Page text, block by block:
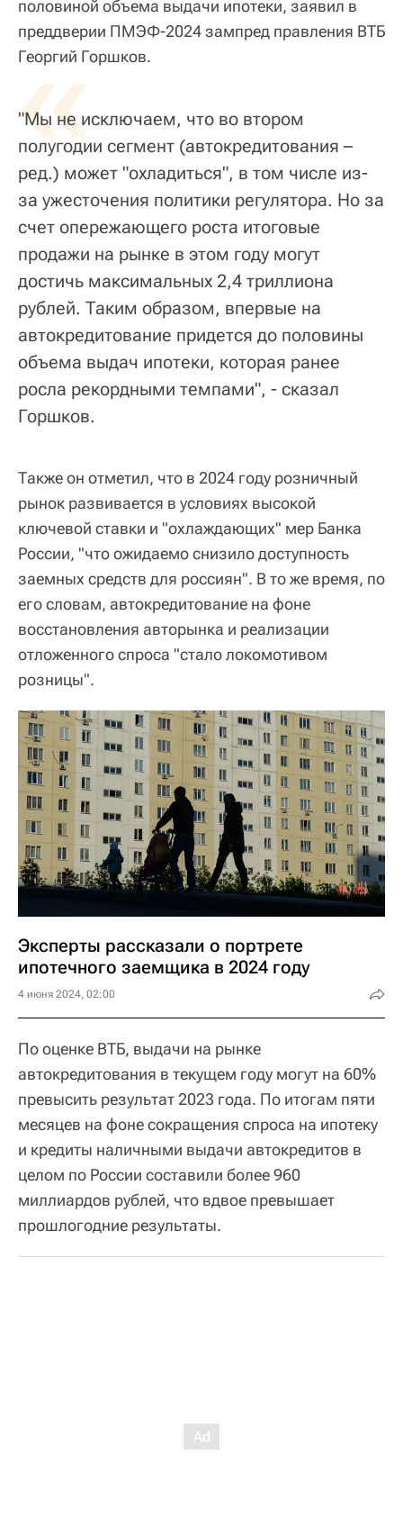
половиной объема выдачи ипотеки, заявил в
преддверии ПМЭФ-2024 зампред правления ВТБ
Георгий Горшков.
«
"Мы не исключаем, что во втором
полугодии сегмент (автокредитования –
ред.) может "охладиться", в том числе из-
за ужесточения политики регулятора. Но за
счет опережающего роста итоговые
продажи на рынке в этом году могут
достичь максимальных 2,4 триллиона
рублей. Таким образом, впервые на
автокредитование придется до половины
объема выдач ипотеки, которая ранее
росла рекордными темпами", - сказал
Горшков.
Также он отметил, что в 2024 году розничный
рынок развивается в условиях высокой
ключевой ставки и "охлаждающих" мер Банка
России, "что ожидаемо снизило доступность
заемных средств для россиян". В то же время, по
его словам, автокредитование на фоне
восстановления авторынка и реализации
отложенного спроса "стало локомотивом
розницы".
Эксперты рассказали о портрете
ипотечного заемщика в 2024 году
4 июня 2024, 02:00
По оценке ВТБ, выдачи на рынке
автокредитования в текущем году могут на 60%
превысить результат 2023 года. По итогам пяти
месяцев на фоне сокращения спроса на ипотеку
и кредиты наличными выдачи автокредитов в
целом по России составили более 960
миллиардов рублей, что вдвое превышает
прошлогодние результаты.